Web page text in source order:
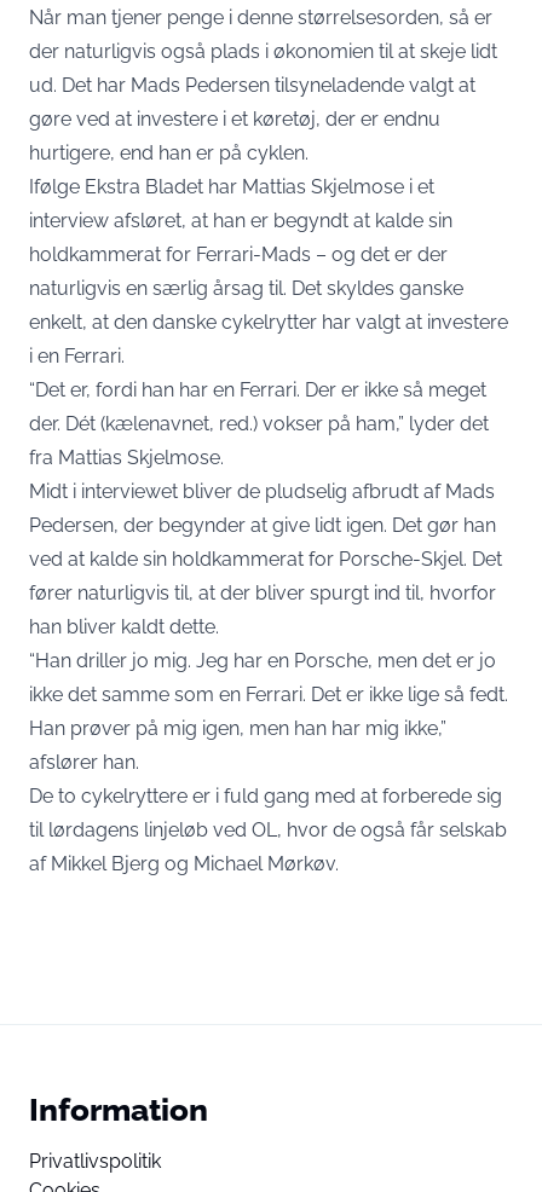
Når man tjener penge i denne størrelsesorden, så er
der naturligvis også plads i økonomien til at skeje lidt
ud. Det har Mads Pedersen tilsyneladende valgt at
gøre ved at investere i et køretøj, der er endnu
hurtigere, end han er på cyklen.
Ifølge Ekstra Bladet har Mattias Skjelmose i et
interview afsløret, at han er begyndt at kalde sin
holdkammerat for Ferrari-Mads – og det er der
naturligvis en særlig årsag til. Det skyldes ganske
enkelt, at den danske cykelrytter har valgt at investere
i en Ferrari.
“Det er, fordi han har en Ferrari. Der er ikke så meget
der. Dét (kælenavnet, red.) vokser på ham,” lyder det
fra Mattias Skjelmose.
Midt i interviewet bliver de pludselig afbrudt af Mads
Pedersen, der begynder at give lidt igen. Det gør han
ved at kalde sin holdkammerat for Porsche-Skjel. Det
fører naturligvis til, at der bliver spurgt ind til, hvorfor
han bliver kaldt dette.
“Han driller jo mig. Jeg har en Porsche, men det er jo
ikke det samme som en Ferrari. Det er ikke lige så fedt.
Han prøver på mig igen, men han har mig ikke,”
afslører han.
De to cykelryttere er i fuld gang med at forberede sig
til lørdagens linjeløb ved OL, hvor de også får selskab
af Mikkel Bjerg og Michael Mørkøv.
Information
Privatlivspolitik